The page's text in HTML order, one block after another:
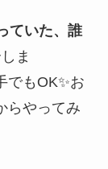
ていた、誰
ま
お
らやってみ